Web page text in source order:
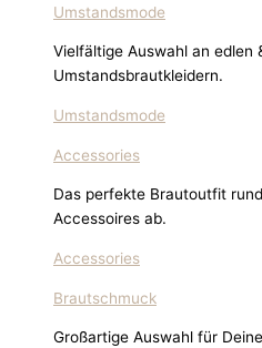
Umstandsmode
Vielfältige Auswahl an edlen
Umstandsbrautkleidern.
Umstandsmode
Accessories
Das perfekte Brautoutfit
Accessoires ab.
Accessories
Brautschmuck
Großartige Auswahl für